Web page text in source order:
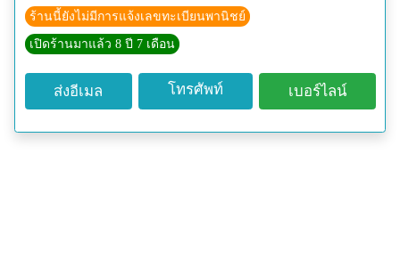
หรือติดต่อเพจ : Kiattisak Pailay
Email :bkkcookguide@gmail.com
ID Line : 0988870811
IG : kiattisak_pai_lay
FB : เกียรติศักดิ์ ไปป์ เล่ย์
ร้านนี้ยังไม่มีการแจ้งเลขทะเบียนพานิชย์
เปิดร้านมาแล้ว 8 ปี 7 เดือน
ส่งอีเมล โทรศัพท์ เบอร์ไลน์